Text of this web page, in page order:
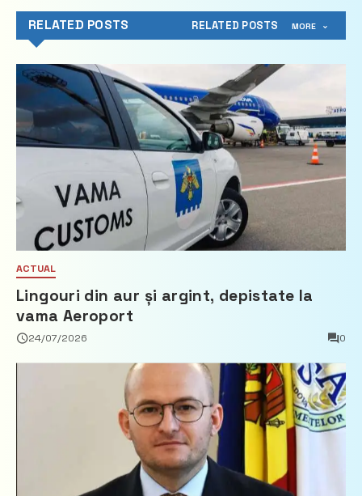
RELATED POSTS RELATED POSTS MORE
ACTUAL
Lingouri din aur și argint, depistate la
vama Aeroport
24/07/2026 0